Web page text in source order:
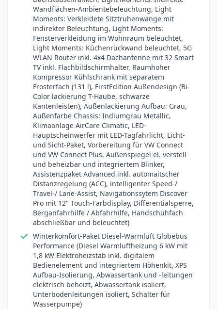
Wandflächen-Ambientebeleuchtung, Light
Moments: Verkleidete Sitztruhenwange mit
indirekter Beleuchtung, Light Moments:
Fensterverkleidung im Wohnraum beleuchtet,
Light Moments: Küchenrückwand beleuchtet, 5G
WLAN Router inkl. 4x4 Dachantenne mit 32 Smart
TV inkl. Flachbildschirmhalter, Raumhoher
Kompressor Kühlschrank mit separatem
Frosterfach (131 l), FirstEdition Außendesign (Bi-
Color lackierung T-Haube, schwarze
Kantenleisten), Außenlackierung Aufbau: Grau,
Außenfarbe Chassis: Indiumgrau Metallic,
Klimaanlage AirCare Climatic, LED-
Hauptscheinwerfer mit LED-Tagfahrlicht, Licht-
und Sicht-Paket, Vorbereitung für VW Connect
und VW Connect Plus, Außenspiegel el. verstell-
und beheizbar und integriertem Blinker,
Assistenzpaket Advanced inkl. automaitscher
Distanzregelung (ACC), intelligenter Speed-/
Travel-/ Lane-Assist, Navigationssytem Discover
Pro mit 12" Touch-Farbdisplay, Differentialsperre,
Berganfahrhilfe / Abfahrhilfe, Handschuhfach
abschließbar und beleuchtet)
Winterkomfort-Paket Diesel-Warmluft Globebus
Performance (Diesel Warmluftheizung 6 kW mit
1,8 kW Elektroheizstab inkl. digitalem
Bedienelement und integriertem Höhenkit, XPS
Aufbau-Isolierung, Abwassertank und -leitungen
elektrisch beheizt, Abwassertank isoliert,
Unterbodenleitungen isoliert, Schalter für
Wasserpumpe)